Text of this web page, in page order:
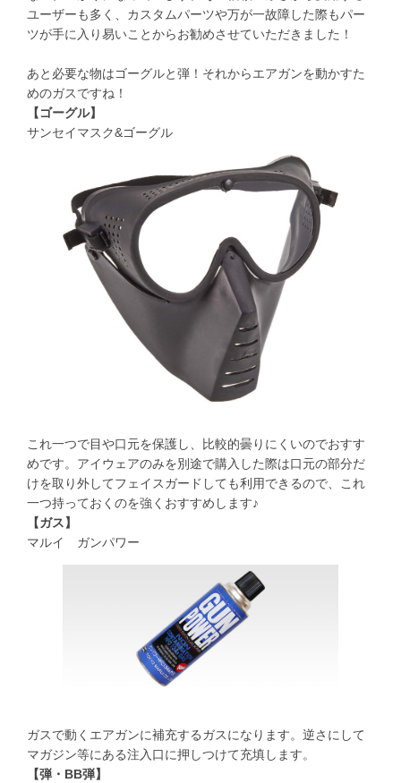
ユーザーも多く、カスタムパーツや万が一故障した際もパー
ツが手に入り易いことからお勧めさせていただきました！
あと必要な物はゴーグルと弾！それからエアガンを動かすた
めのガスですね！
【ゴーグル】
サンセイマスク&ゴーグル
これ一つで目や口元を保護し、比較的曇りにくいのでおすす
めです。アイウェアのみを別途で購入した際は口元の部分だ
けを取り外してフェイスガードしても利用できるので、これ
一つ持っておくのを強くおすすめします♪
【ガス】
マルイ ガンパワー
ガスで動くエアガンに補充するガスになります。逆さにして
マガジン等にある注入口に押しつけて充填します。
【弾・BB弾】